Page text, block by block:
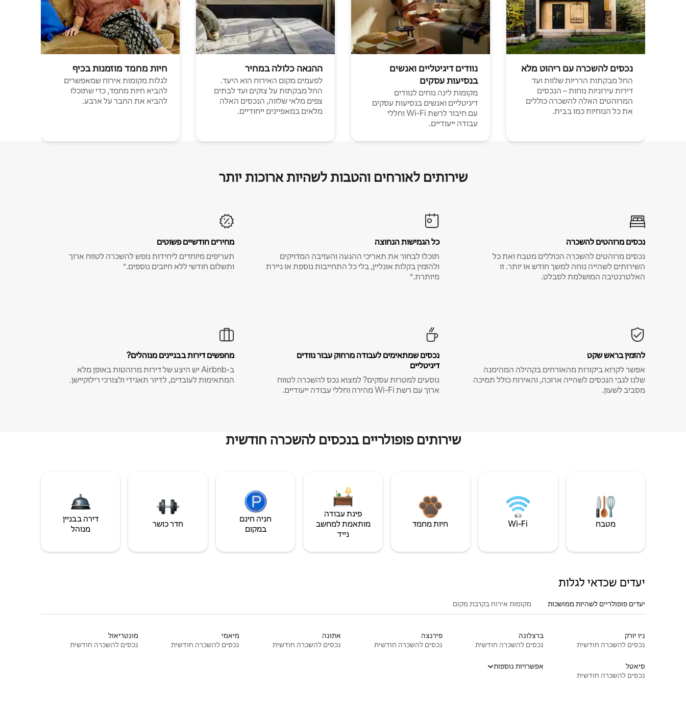
נכסים להשכרה עם ריהוט מלא
החל מבקתות הרריות שלוות ועד
דירות עירוניות נוחות – הנכסים
המרוהטים האלה להשכרה כוללים
את כל הנוחיות כמו בבית.
נוודים דיגיטליים ואנשים
בנסיעות עסקים
מקומות לינה נוחים לנוודים
דיגיטליים ואנשים בנסיעות עסקים
עם חיבור לרשת Wi-Fi וחללי
עבודה ייעודיים.
ההנאה כלולה במחיר
לפעמים מקום האירוח הוא היעד.
החל מבקתות על צוקים ועד לבתים
צפים מלאי שלווה, הנכסים האלה
מלאים במאפיינים ייחודיים.
חיות מחמד מוזמנות בכיף
לגלות מקומות אירוח שמאפשרים
להביא חיות מחמד, כדי שתוכלו
להביא את החבר על ארבע.
שירותים לאורחים והטבות לשהיות ארוכות יותר
נכסים מרוהטים להשכרה
נכסים מרוהטים להשכרה הכוללים מטבח ואת כל
השירותים לשהייה נוחה למשך חודש או יותר. זו
האלטרנטיבה המושלמת לסבלט.
כל הגמישות הנחוצה
תוכלו לבחור את תאריכי ההגעה והעזיבה המדויקים
ולהזמין בקלות אונליין, בלי כל התחייבות נוספת או ניירת
מיותרת.*
מחירים חודשיים פשוטים
תעריפים מיוחדים ליחידות נופש להשכרה לטווח ארוך
ותשלום חודשי ללא חיובים נוספים.*
להזמין בראש שקט
אפשר לקרוא ביקורות מהאורחים בקהילה המהימנה
שלנו לגבי הנכסים לשהייה ארוכה, והאירוח כולל תמיכה
מסביב לשעון.
נכסים שמתאימים לעבודה מרחוק עבור נוודים
דיגיטליים
נוסעים למטרות עסקים? למצוא נכס להשכרה לטווח
ארוך עם רשת Wi-Fi מהירה וחללי עבודה ייעודיים.
מחפשים דירות בבניינים מנוהלים?
ב-Airbnb יש היצע של דירות מרוהטות באופן מלא
המתאימות לעובדים, לדיור תאגידי ולצורכי רילוקיישן.
שירותים פופולריים בנכסים להשכרה חודשית
מטבח Wi‑Fi חיות מחמד
פינת עבודה
מותאמת למחשב
נייד
חניה חינם
במקום
חדר כושר
דירה בבניין
מנוהל
יעדים שכדאי לגלות
יעדים פופולריים לשהיות ממושכות מקומות אירוח בקרבת מקום
ניו יורק
נכסים להשכרה חודשית
ברצלונה
נכסים להשכרה חודשית
פירנצה
נכסים להשכרה חודשית
אתונה
נכסים להשכרה חודשית
מיאמי
נכסים להשכרה חודשית
מונטריאול
נכסים להשכרה חודשית
סיאטל
נכסים להשכרה חודשית
אפשרויות נוספות